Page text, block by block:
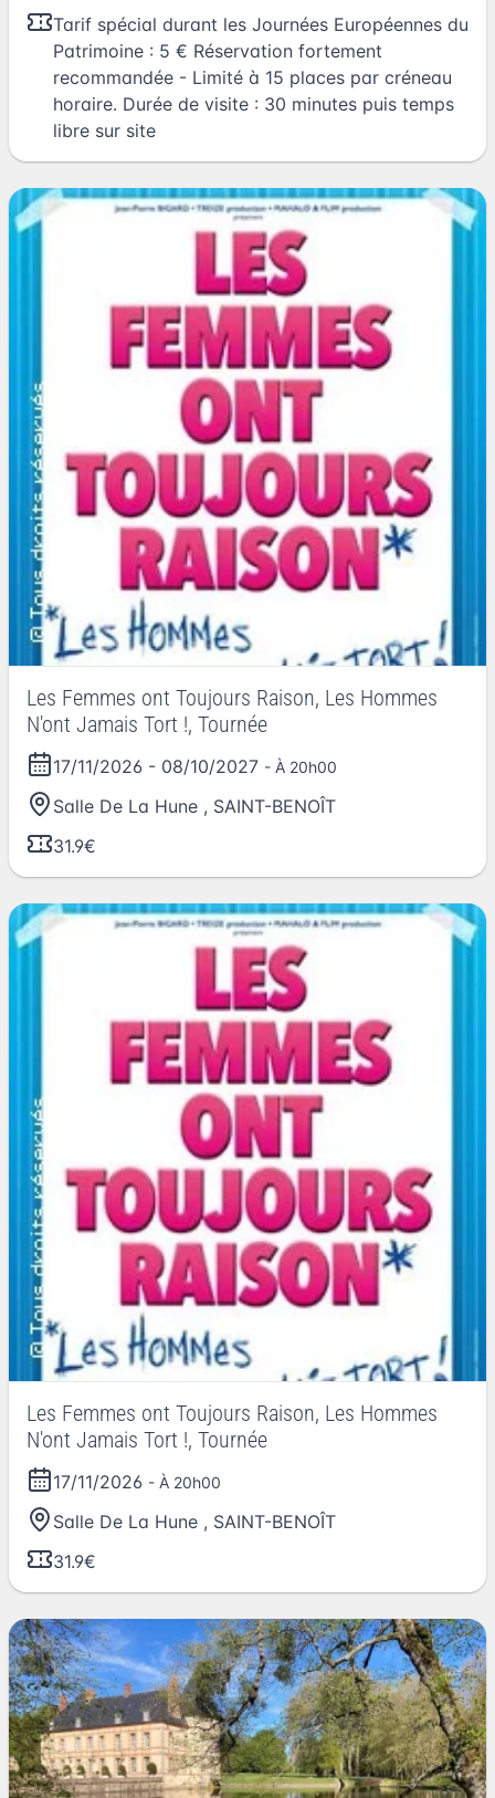
Tarif spécial durant les Journées Européennes du
Patrimoine : 5 € Réservation fortement
recommandée - Limité à 15 places par créneau
horaire. Durée de visite : 30 minutes puis temps
libre sur site
Les Femmes ont Toujours Raison, Les Hommes
N'ont Jamais Tort !, Tournée
17/11/2026 - 08/10/2027 - À 20h00
Salle De La Hune , SAINT-BENOÎT
31.9€
Les Femmes ont Toujours Raison, Les Hommes
N'ont Jamais Tort !, Tournée
17/11/2026 - À 20h00
Salle De La Hune , SAINT-BENOÎT
31.9€